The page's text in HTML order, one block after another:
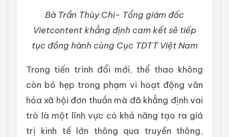
Bà Trần Thùy Chi- Tổng giám đốc
Vietcontent khẳng định cam kết sẽ tiếp
tục đồng hành cùng Cục TDTT Việt Nam
Trong tiến trình đổi mới, thể thao không
còn bó hẹp trong phạm vi hoạt động văn
hóa xã hội đơn thuần mà đã khẳng định vai
trò là một lĩnh vực có khả năng tạo ra giá
trị kinh tế lớn thông qua truyền thông,